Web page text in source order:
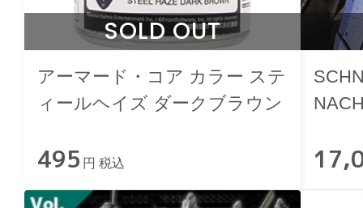
SOLD OUT
アーマード・コア カラー ステ
ィールヘイズ ダークブラウン
495 円 税込